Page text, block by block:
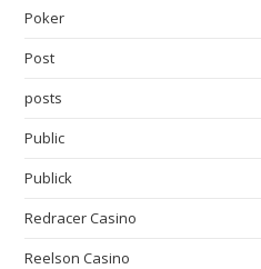
Poker
Post
posts
Public
Publick
Redracer Casino
Reelson Casino